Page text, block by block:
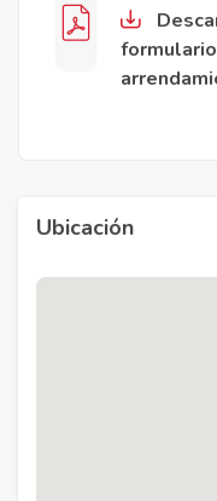
Ubicación